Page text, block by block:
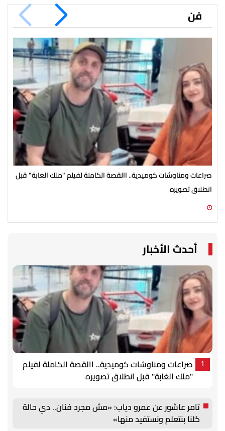
فن
صراعات ومناوشات كوميدية.. االقصة الكاملة لفيلم "ملك الغابة" قبل
انطلاق تصويره
أحدث الأخبار
1
صراعات ومناوشات كوميدية.. االقصة الكاملة لفيلم
"ملك الغابة" قبل انطلاق تصويره
تامر عاشور عن عمرو دياب: «مش مجرد فنان.. دي حالة
كلنا بنتعلم ونستفيد منها»